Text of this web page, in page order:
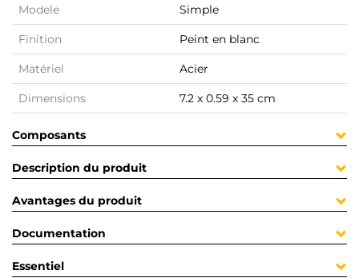
Modele Simple
Finition Peint en blanc
Matériel Acier
Dimensions 7.2 x 0.59 x 35 cm
Composants
Description du produit
Avantages du produit
Documentation
Essentiel